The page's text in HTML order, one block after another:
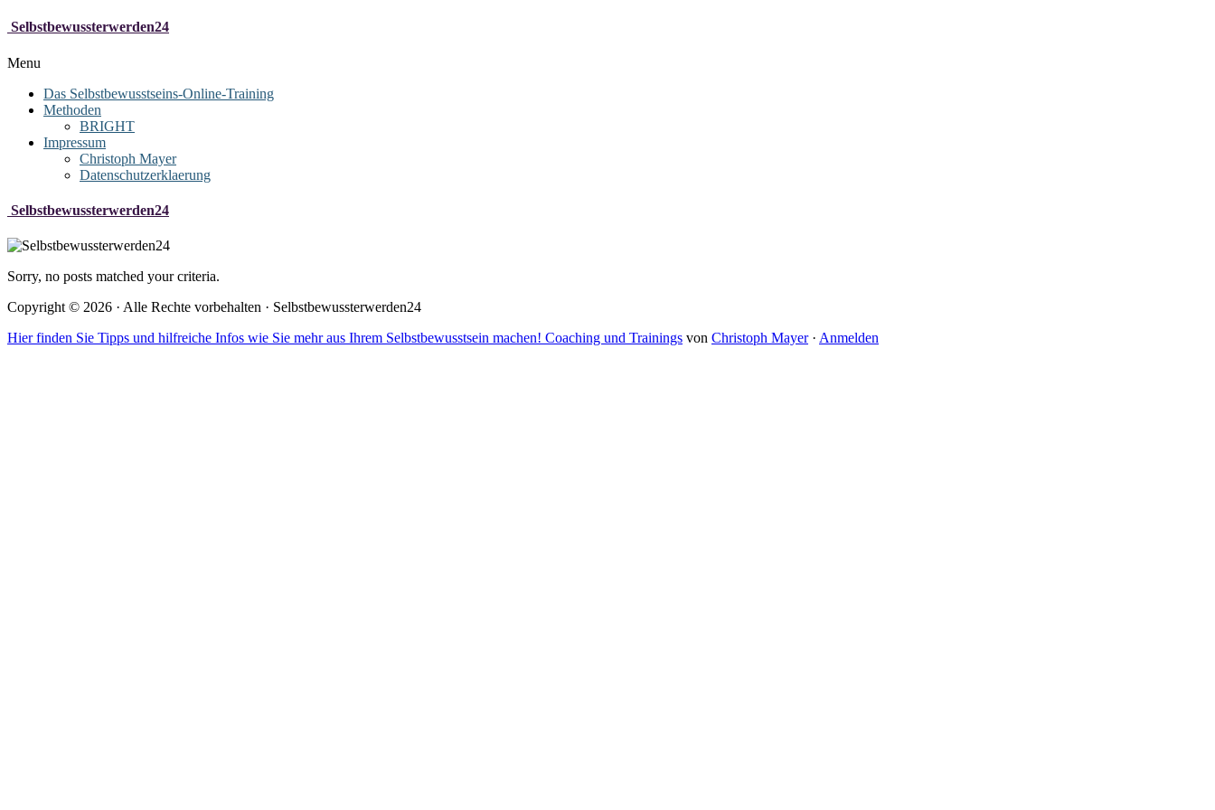
Selbstbewussterwerden24
Menu
Das Selbstbewusstseins-Online-Training
Methoden
BRIGHT
Impressum
Christoph Mayer
Datenschutzerklaerung
Selbstbewussterwerden24
Sorry, no posts matched your criteria.
Copyright © 2026 · Alle Rechte vorbehalten · Selbstbewussterwerden24
Hier finden Sie Tipps und hilfreiche Infos wie Sie mehr aus Ihrem Selbstbewusstsein machen! Coaching und Trainings von Christoph Mayer· Anmelden